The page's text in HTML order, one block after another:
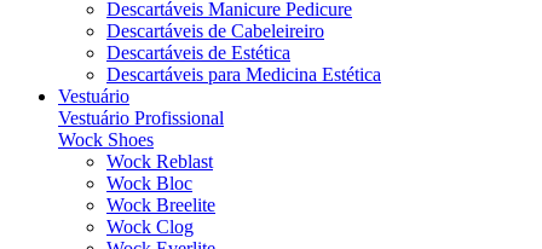
Descartáveis Manicure Pedicure
Descartáveis de Cabeleireiro
Descartáveis de Estética
Descartáveis para Medicina Estética
Vestuário
Vestuário Profissional
Wock Shoes
Wock Reblast
Wock Bloc
Wock Breelite
Wock Clog